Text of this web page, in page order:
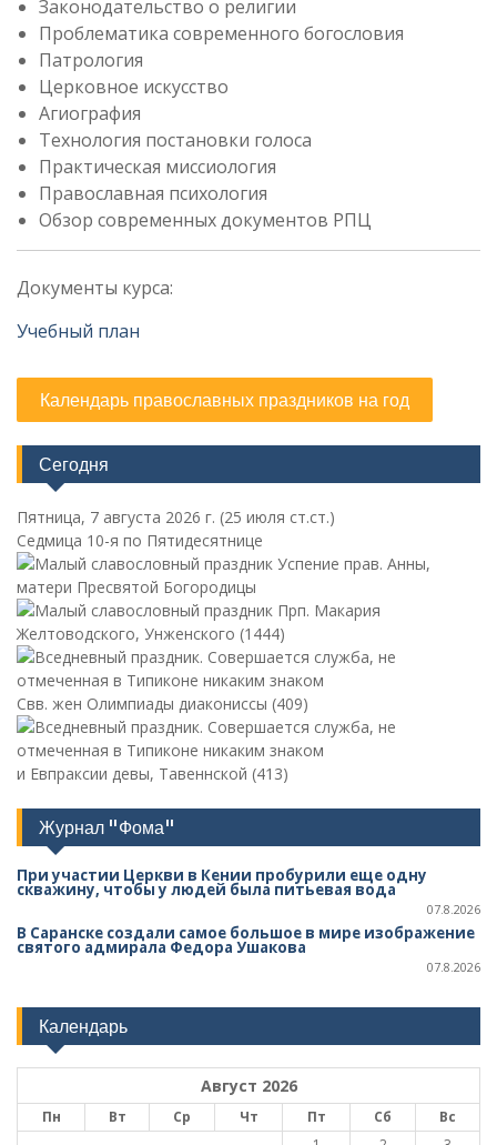
Законодательство о религии
Проблематика современного богословия
Патрология
Церковное искусство
Агиография
Технология постановки голоса
Практическая миссиология
Православная психология
Обзор современных документов РПЦ
Документы курса:
Учебный план
Календарь православных праздников на год
Сегодня
Пятница, 7 августа 2026 г. (25 июля ст.ст.)
Седмица 10-я по Пятидесятнице
Успение прав. Анны,
матери Пресвятой Богородицы
Прп. Макария
Желтоводского, Унженского (1444)
Свв. жен Олимпиады диакониссы (409)
и Евпраксии девы, Тавеннской (413)
Журнал "Фома"
При участии Церкви в Кении пробурили еще одну
скважину, чтобы у людей была питьевая вода
07.8.2026
В Саранске создали самое большое в мире изображение
святого адмирала Федора Ушакова
07.8.2026
Календарь
Август 2026
Пн Вт Ср Чт Пт Сб
Вс